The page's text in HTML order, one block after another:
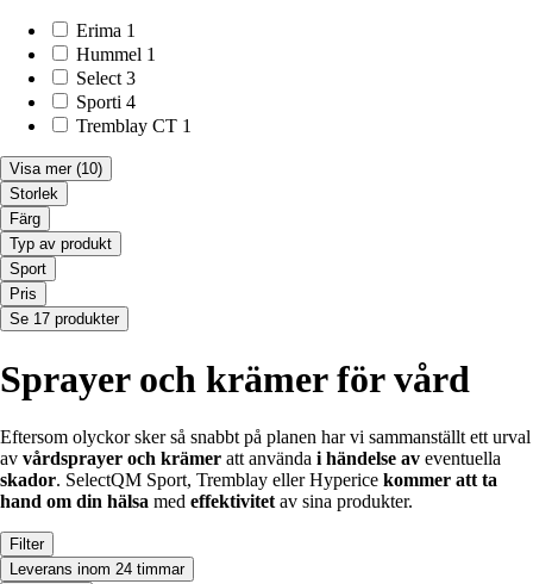
Erima 1
Hummel 1
Select 3
Sporti 4
Tremblay CT 1
Visa mer (10)
Storlek
Färg
Typ av produkt
Sport
Pris
Se 17 produkter
Sprayer och krämer för vård
Eftersom olyckor sker så snabbt på planen har vi sammanställt ett urval
av vårdsprayer och krämer att använda i händelse av eventuella
skador. SelectQM Sport, Tremblay ellerHyperice kommer att ta
hand om din hälsa med effektivitet av sina produkter.
Filter
Leverans inom 24 timmar